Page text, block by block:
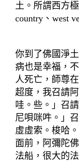
土。所謂西方
country、west
你到了佛國淨
病也是幸福，
人死亡，師尊
超度，我召請
哇。些。」召
尼唄咪吽。」
虛虛索。梭哈
面前，阿彌陀
法船，很大的